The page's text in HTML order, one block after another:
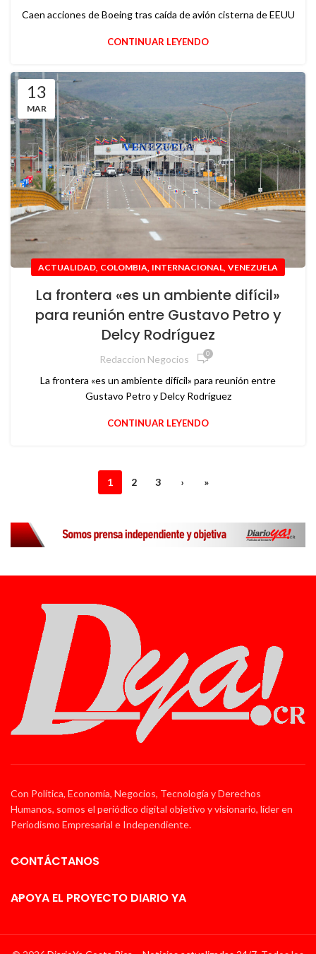
Caen acciones de Boeing tras caída de avión cisterna de EEUU
CONTINUAR LEYENDO
13
MAR
ACTUALIDAD, COLOMBIA, INTERNACIONAL, VENEZUELA
La frontera «es un ambiente difícil»
para reunión entre Gustavo Petro y
Delcy Rodríguez
Redaccion Negocios 0
La frontera «es un ambiente difícil» para reunión entre
Gustavo Petro y Delcy Rodríguez
CONTINUAR LEYENDO
1 2 3 › »
Con Política, Economía, Negocios, Tecnología y Derechos
Humanos, somos el periódico digital objetivo y visionario, líder en
Periodismo Empresarial e Independiente.
CONTÁCTANOS
APOYA EL PROYECTO DIARIO YA